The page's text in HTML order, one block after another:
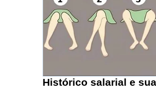
Histórico salarial e